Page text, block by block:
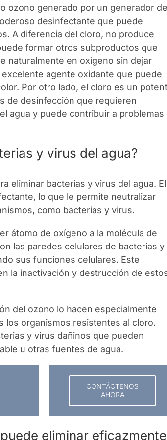
ozono generado por un generador
desinfectante que puede
A diferencia del cloro, no produce
formar otros subproductos que
naturalmente en oxígeno sin dejar
agente oxidante que puede
Por otro lado, el cloro es un
de desinfección que requieren
agua y puede contribuir a problemas
y virus del agua?
eliminar bacterias y virus del agua. El
lo que le permite neutralizar
como bacterias y virus.
átomo de oxígeno a la molécula de
las paredes celulares de bacterias y
sus funciones celulares. Este
la inactivación y destrucción de
del ozono lo hacen especialmente
los organismos resistentes al cloro.
y virus dañinos que pueden
u otras fuentes de agua.
CONTÁCTENOS
AHORA
eliminar eficazmente